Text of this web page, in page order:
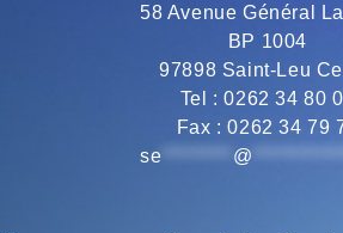
58 Avenue Général
BP 1004
97898 Saint-Leu
Tel : 0262 34 80
Fax : 0262 34 79
se
@